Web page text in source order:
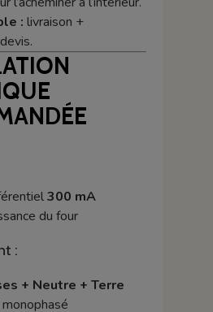
: livraison +
300 mA
du four
:
+ Neutre + Terre